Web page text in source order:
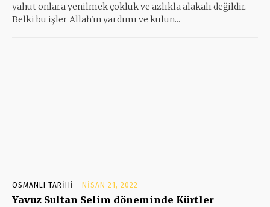
yahut onlara yenilmek çokluk ve azlıkla alakalı değildir.
Belki bu işler Allah'ın yardımı ve kulun...
OSMANLI TARIHI NISAN 21, 2022
Yavuz Sultan Selim döneminde Kürtler